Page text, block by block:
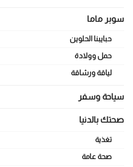
سوبر ماما
حبايبنا الحلوين
حمل وولادة
لياقة ورشاقة
سياحة وسفر
صحتك بالدنيا
تغذية
صحة عامة